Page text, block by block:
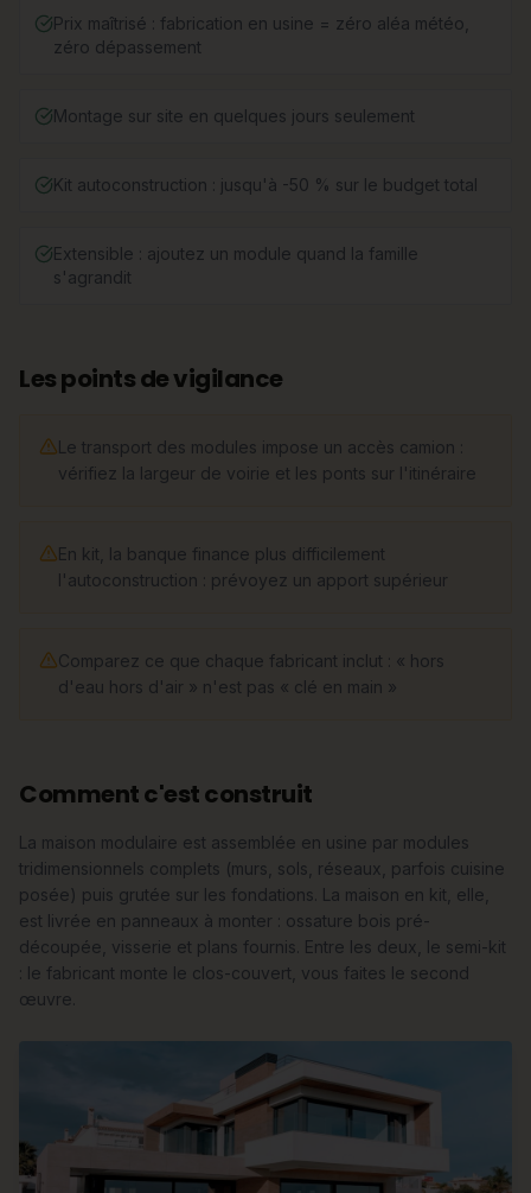
Prix maîtrisé : fabrication en usine = zéro aléa météo,
zéro dépassement
Montage sur site en quelques jours seulement
Kit autoconstruction : jusqu'à -50 % sur le budget total
Extensible : ajoutez un module quand la famille
s'agrandit
Les points de vigilance
Le transport des modules impose un accès camion :
vérifiez la largeur de voirie et les ponts sur l'itinéraire
En kit, la banque finance plus difficilement
l'autoconstruction : prévoyez un apport supérieur
Comparez ce que chaque fabricant inclut : « hors
d'eau hors d'air » n'est pas « clé en main »
Comment c'est construit
La maison modulaire est assemblée en usine par modules
tridimensionnels complets (murs, sols, réseaux, parfois cuisine
posée) puis grutée sur les fondations. La maison en kit, elle,
est livrée en panneaux à monter : ossature bois pré-
découpée, visserie et plans fournis. Entre les deux, le semi-kit
: le fabricant monte le clos-couvert, vous faites le second
œuvre.